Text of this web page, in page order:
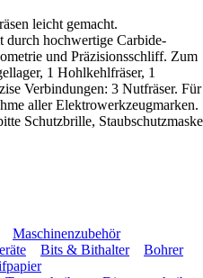
leicht gemacht.
durch hochwertige Carbide-
und Präzisionsschliff. Zum
1 Hohlkehlfräser, 1
Verbindungen: 3 Nutfräser. Für
aller Elektrowerkzeugmarken.
Schutzbrille, Staubschutzmaske
Maschinenzubehör
Bits & Bithalter
Bohrer